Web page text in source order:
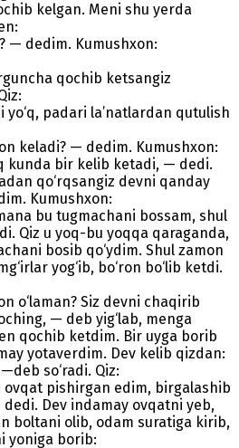
kelgan. Meni shu yerda
— dedim. Kumushxon:
qochib ketsangiz
padari la’natlardan qutulish
keladi? — dedim. Kumushxon:
kunda bir kelib ketadi, — dedi.
qo‘rqsangiz devni qanday
Kumushxon:
bu tugmachani bossam, shul
Qiz u yoq-bu yoqqa qaraganda,
bosib qo‘ydim. Shul zamon
yog‘ib, bo‘ron bo‘lib ketdi.
o‘laman? Siz devni chaqirib
— deb yig‘lab, menga
qochib ketdim. Bir uyga borib
yotaverdim. Dev kelib qizdan:
so‘radi. Qiz:
ovqat pishirgan edim, birgalashib
Dev indamay ovqatni yeb,
boltani olib, odam suratiga kirib,
yoniga borib: